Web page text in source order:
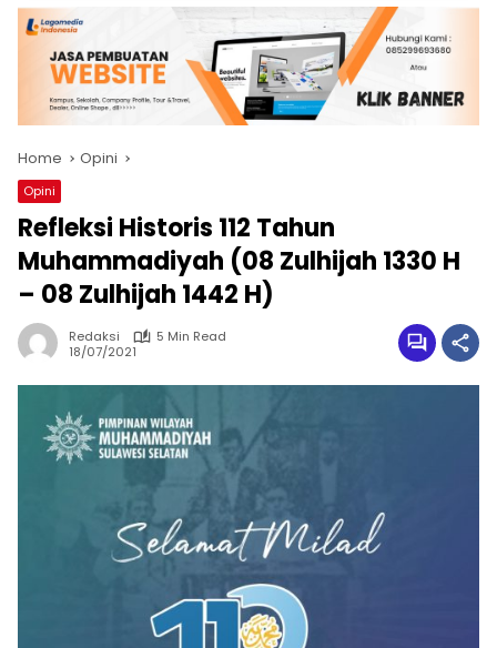
Home Opini
Opini
Refleksi Historis 112 Tahun
Muhammadiyah (08 Zulhijah 1330 H
– 08 Zulhijah 1442 H)
Redaksi
5 Min Read
18/07/2021